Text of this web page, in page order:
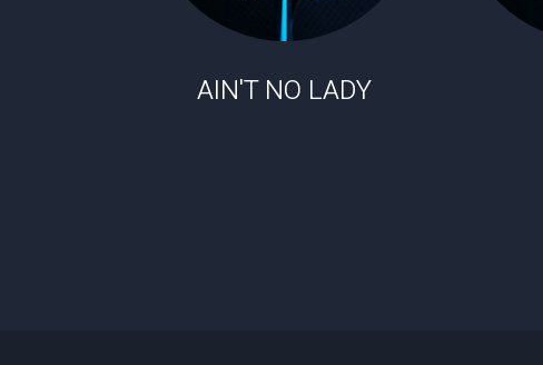
AIN'T NO LADY